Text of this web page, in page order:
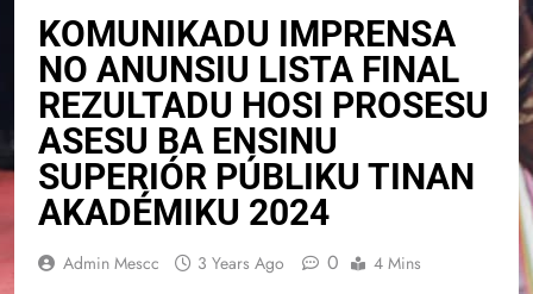
KOMUNIKADU IMPRENSA
NO ANUNSIU LISTA FINAL
REZULTADU HOSI PROSESU
ASESU BA ENSINU
SUPERIÓR PÚBLIKU TINAN
AKADÉMIKU 2024
Admin Mescc 3 Years Ago 0 4 Mins